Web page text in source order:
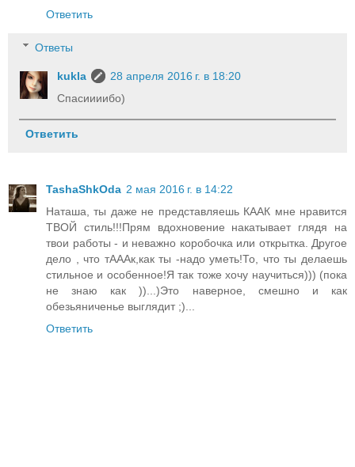
Ответить
Ответы
kukla
28 апреля 2016 г. в 18:20
Спасиииибо)
Ответить
TashaShkOda 2 мая 2016 г. в 14:22
Наташа, ты даже не представляешь КААК мне нравится
ТВОЙ стиль!!!Прям вдохновение накатывает глядя на
твои работы - и неважно коробочка или открытка. Другое
дело , что тАААк,как ты -надо уметь!То, что ты делаешь
стильное и особенное!Я так тоже хочу научиться))) (пока
не знаю как ))...)Это наверное, смешно и как
обезьяниченье выглядит ;)...
Ответить